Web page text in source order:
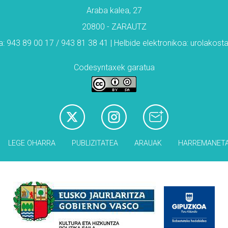
Araba kalea, 27
20800 - ZARAUTZ
943 89 00 17 / 943 81 38 41 | Helbide elektronikoa:
Codesyntaxek garatua
LEGE OHARRA PUBLIZITATEA ARAUAK